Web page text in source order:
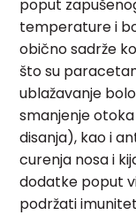
poput
temperature i
obično sadrže
što su
ublažavanje
smanjenje
disanja), kao i
curenja nosa i
dodatke poput
podržati